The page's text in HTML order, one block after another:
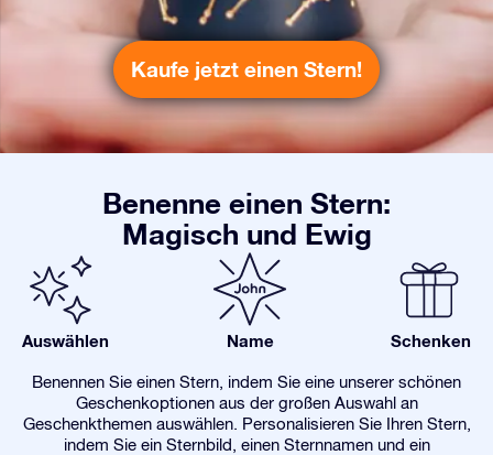
Kaufe jetzt einen Stern!
Benenne einen Stern:
Magisch und Ewig
Auswählen Name Schenken
Benennen Sie einen Stern, indem Sie eine unserer schönen
Geschenkoptionen aus der großen Auswahl an
Geschenkthemen auswählen. Personalisieren Sie Ihren Stern,
indem Sie ein Sternbild, einen Sternnamen und ein